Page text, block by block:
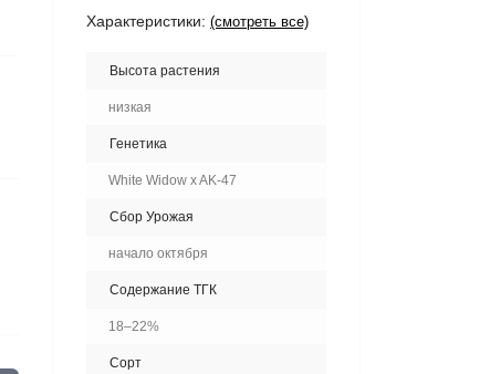
Характеристики: (смотреть все)
Высота растения
низкая
Генетика
White Widow x AK-47
Сбор Урожая
начало октября
Содержание ТГК
18–22%
Сорт